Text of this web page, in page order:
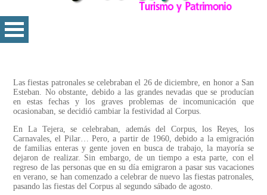
Las fiestas patronales se celebraban el 26 de diciembre, en honor a San
Esteban. No obstante, debido a las grandes nevadas que se producían
en estas fechas y los graves problemas de incomunicación que
ocasionaban, se decidió cambiar la festividad al Corpus.
En La Tejera, se celebraban, además del Corpus, los Reyes, los
Carnavales, el Pilar… Pero, a partir de 1960, debido a la emigración
de familias enteras y gente joven en busca de trabajo, la mayoría se
dejaron de realizar. Sin embargo, de un tiempo a esta parte, con el
regreso de las personas que en su día emigraron a pasar sus vacaciones
en verano, se han comenzado a celebrar de nuevo las fiestas patronales,
pasando las fiestas del Corpus al segundo sábado de agosto.